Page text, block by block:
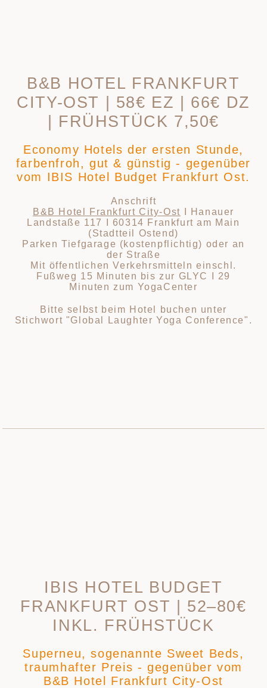
B&B HOTEL FRANKFURT
CITY-OST | 58€ EZ | 66€ DZ
| FRÜHSTÜCK 7,50€
Economy Hotels der ersten Stunde,
farbenfroh, gut & günstig - gegenüber
vom IBIS Hotel Budget Frankfurt Ost.
Anschrift
B&B Hotel Frankfurt City-Ost I Hanauer
Landstaße 117 I 60314 Frankfurt am Main
(Stadtteil Ostend)
Parken Tiefgarage (kostenpflichtig) oder an
der Straße
Mit öffentlichen Verkehrsmitteln einschl.
Fußweg 15 Minuten bis zur GLYC I 29
Minuten zum YogaCenter
Bitte selbst beim Hotel buchen unter
Stichwort "Global Laughter Yoga Conference".
IBIS HOTEL BUDGET
FRANKFURT OST | 52–80€
INKL. FRÜHSTÜCK
Superneu, sogenannte Sweet Beds,
traumhafter Preis - gegenüber vom
B&B Hotel Frankfurt City-Ost